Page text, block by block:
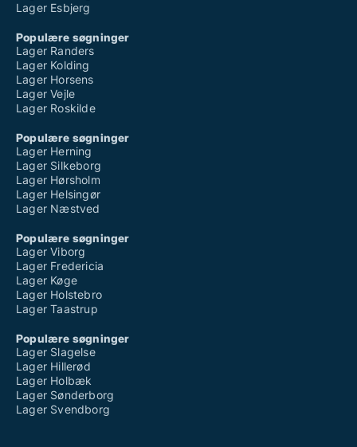
Lager Esbjerg
Populære søgninger
Lager Randers
Lager Kolding
Lager Horsens
Lager Vejle
Lager Roskilde
Populære søgninger
Lager Herning
Lager Silkeborg
Lager Hørsholm
Lager Helsingør
Lager Næstved
Populære søgninger
Lager Viborg
Lager Fredericia
Lager Køge
Lager Holstebro
Lager Taastrup
Populære søgninger
Lager Slagelse
Lager Hillerød
Lager Holbæk
Lager Sønderborg
Lager Svendborg